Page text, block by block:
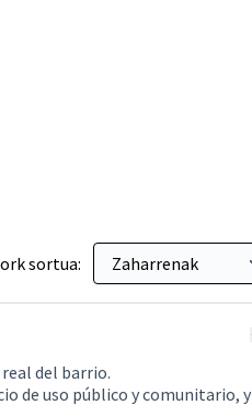
sortua:
del barrio.
de uso público y comunitario, y